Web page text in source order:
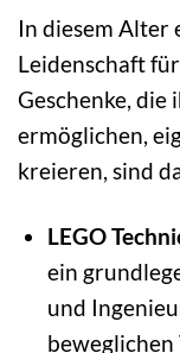
In diesem Alter
Leidenschaft
Geschenke, die
ermöglichen,
kreieren, sind
LEGO
ein
und